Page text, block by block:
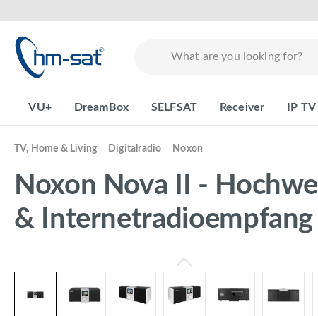
VU+ DreamBox SELFSAT Receiver IP TV
TV, Home & Living Digitalradio Noxon
Noxon Nova II -
& Internetradioempfang